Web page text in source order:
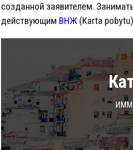
созданной заявителем.
действующим ВНЖ (Karta